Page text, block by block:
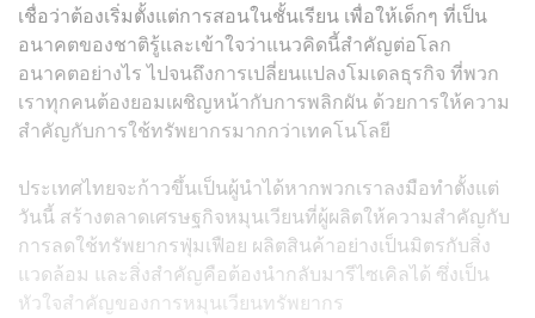
เชื่อว่าต้องเริ่มตั้งแต่การสอนในชั้นเรียน เพื่อให้เด็กๆ ที่เป็น
อนาคตของชาติรู้และเข้าใจว่าแนวคิดนี้สำคัญต่อโลก
อนาคตอย่างไร ไปจนถึงการเปลี่ยนแปลงโมเดลธุรกิจ ที่พวก
เราทุกคนต้องยอมเผชิญหน้ากับการพลิกผัน ด้วยการให้ความ
สำคัญกับการใช้ทรัพยากรมากกว่าเทคโนโลยี
ประเทศไทยจะก้าวขึ้นเป็นผู้นำได้หากพวกเราลงมือทำตั้งแต่
วันนี้ สร้างตลาดเศรษฐกิจหมุนเวียนที่ผู้ผลิตให้ความสำคัญกับ
การลดใช้ทรัพยากรฟุ่มเฟือย ผลิตสินค้าอย่างเป็นมิตรกับสิ่ง
แวดล้อม และสิ่งสำคัญคือต้องนำกลับมารีไซเคิลได้ ซึ่งเป็น
หัวใจสำคัญของการหมุนเวียนทรัพยากร